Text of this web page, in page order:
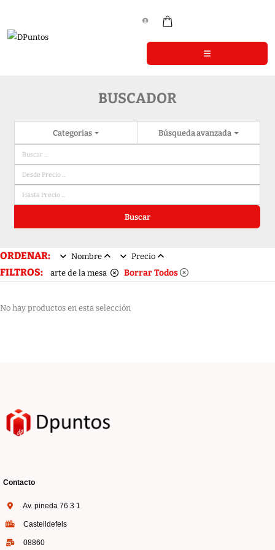
BUSCADOR
Categorias Búsqueda avanzada
Buscar
ORDENAR: Nombre Precio
FILTROS: arte de la mesa Borrar Todos
No hay productos en esta selección
Contacto
Av. pineda 76 3 1
Castelldefels
08860